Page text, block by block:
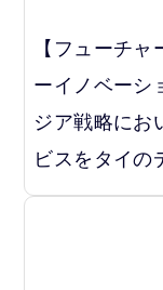
【フューチ
ーイノベーシ
ジア戦略にお
ビスをタイの